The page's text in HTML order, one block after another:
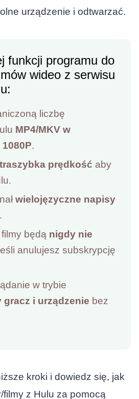
urządzenie i odtwarzać.
funkcji programu do
wideo z serwisu
liczbę
MP4/MKV w
.
prędkość aby
wielojęzyczne napisy
.
będą nigdy nie
anulujesz subskrypcję
w trybie
gracz i urządzenie bez
kroki i dowiedz się, jak
z Hulu za pomocą